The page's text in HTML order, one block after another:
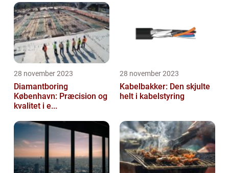
28 november 2023
Diamantboring
København: Præcision og
kvalitet i e...
28 november 2023
Kabelbakker: Den skjulte
helt i kabelstyring